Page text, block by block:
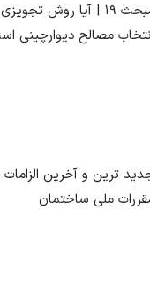
۱۹ | آیا روش تجویزی تنها معیار
دیوارچینی است؟
ساختمان